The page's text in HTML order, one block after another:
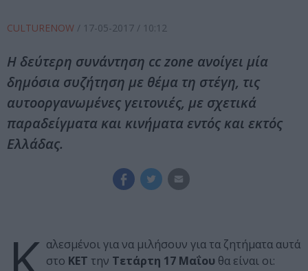
CULTURENOW / 17-05-2017 / 10:12
Η δεύτερη συνάντηση cc zone ανοίγει μία
δημόσια συζήτηση με θέμα τη στέγη, τις
αυτοοργανωμένες γειτονιές, με σχετικά
παραδείγματα και κινήματα εντός και εκτός
Ελλάδας.
αλεσμένοι για να μιλήσουν για τα ζητήματα αυτά
στο ΚΕΤ την Τετάρτη 17 Μαΐου θα είναι οι: